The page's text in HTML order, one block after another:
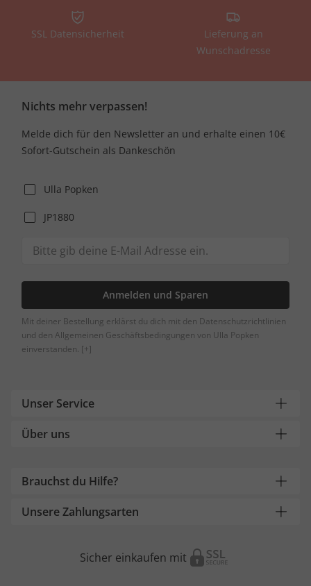
SSL Datensicherheit
Lieferung an
Wunschadresse
Nichts mehr verpassen!
Melde dich für den Newsletter an und erhalte einen 10€
Sofort-Gutschein als Dankeschön
Ulla Popken
JP1880
Anmelden und Sparen
Mit deiner Bestellung erklärst du dich mit den Datenschutzrichtlinien
und den Allgemeinen Geschäftsbedingungen von Ulla Popken
einverstanden. [+]
Unser Service
Über uns
Brauchst du Hilfe?
Unsere Zahlungsarten
Sicher einkaufen mit